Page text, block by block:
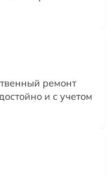
ремонт
и с учетом